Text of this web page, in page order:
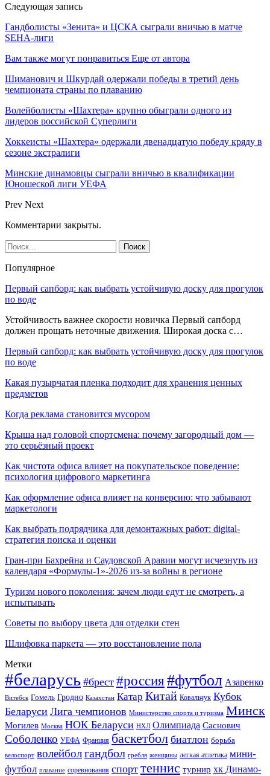
Следующая запись
Гандболисты «Зенита» и ЦСКА сыграли вничью в матче
SEHA-лиги
Вам также могут понравиться Еще от автора
Шиманович и Шкурдай одержали победы в третий день
чемпионата страны по плаванию
Волейболисты «Шахтера» крупно обыграли одного из
лидеров российской Суперлиги
Хоккеисты «Шахтера» одержали двенадцатую победу кряду в
сезоне экстралиги
Минские динамовцы сыграли вничью в квалификации
Юношеской лиги УЕФА
Prev Next
Комментарии закрыты.
Популярное
Первый сапборд: как выбрать устойчивую доску для прогулок
по воде
Устойчивость важнее скорости новичка Первый сапборд
должен прощать неточные движения. Широкая доска с…
Первый сапборд: как выбрать устойчивую доску для прогулок
по воде
Какая пузырчатая пленка подходит для хранения ценных
предметов
Когда реклама становится мусором
Крыша над головой спортсмена: почему загородный дом —
это серьёзный проект
Как чистота офиса влияет на покупательское поведение:
психология цифрового маркетинга
Как оформление офиса влияет на конверсию: что забывают
маркетологи
Как выбрать подрядчика для демонтажных работ: digital-
стратегия поиска и оценки
Гран-при Бахрейна и Саудовской Аравии могут исчезнуть из
календаря «Формулы-1»-2026 из-за войны в регионе
Туризм нового поколения: зачем люди едут не смотреть, а
испытывать
Советы по выбору цвета для отделки стен
Шлифовка паркета — это восстановление пола
Метки
#беларусь #брест #россия#футбол Азаренко
Витебск Гомель Гродно Казахстан Катар Китай Ковальчук Кубок
Беларуси Лига чемпионов Министерство спорта и туризма Минск
Могилев Москва НОК Беларуси НХЛ Олимпиада Саснович
Соболенко УЕФА Франция баскетбол биатлон борьба
велоспорт волейболгандбол гребля женщины легкая атлетика мини-
футбол плавание соревнования спорт теннис турнир хк Динамо-